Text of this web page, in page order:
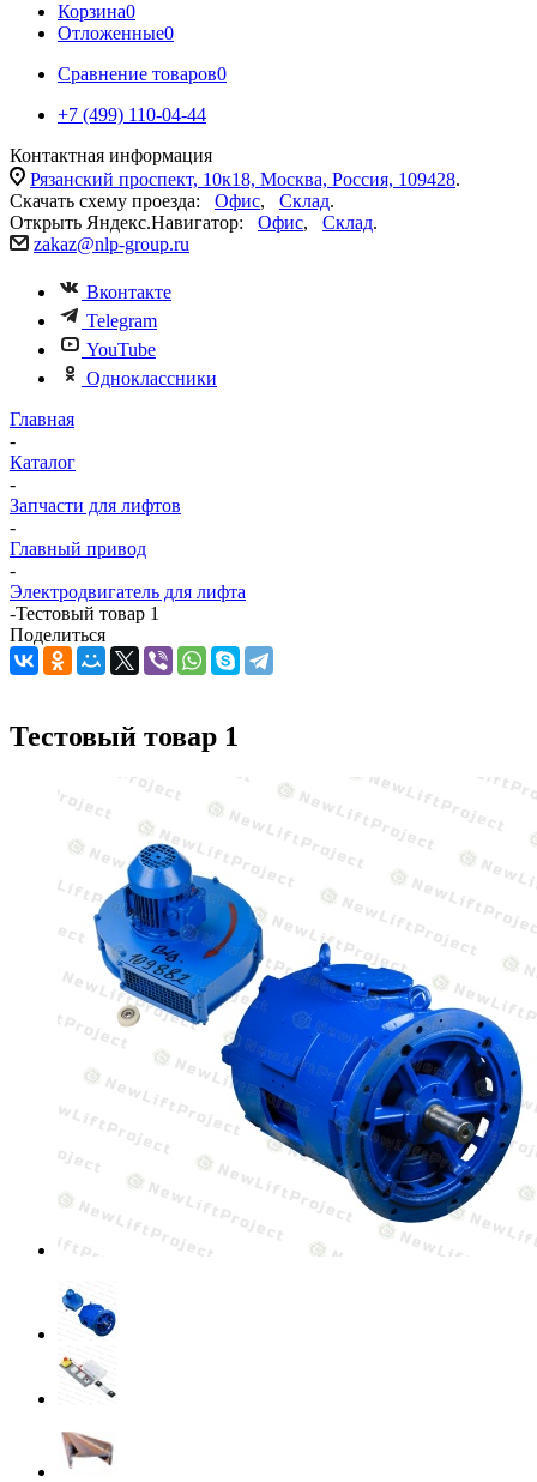
Корзина0
Отложенные0
Сравнение товаров0
+7 (499) 110-04-44
Контактная информация
Рязанский проспект, 10к18, Москва, Россия, 109428.
Скачать схему проезда: Офис, Склад.
Открыть Яндекс.Навигатор: Офис, Склад.
zakaz@nlp-group.ru
Вконтакте
Telegram
YouTube
Одноклассники
Главная
-
Каталог
-
Запчасти для лифтов
-
Главный привод
-
Электродвигатель для лифта
-Тестовый товар 1
Поделиться
Тестовый товар 1